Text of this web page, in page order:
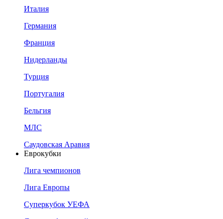
Италия
Германия
Франция
Нидерланды
Турция
Португалия
Бельгия
МЛС
Саудовская Аравия
Еврокубки
Лига чемпионов
Лига Европы
Суперкубок УЕФА